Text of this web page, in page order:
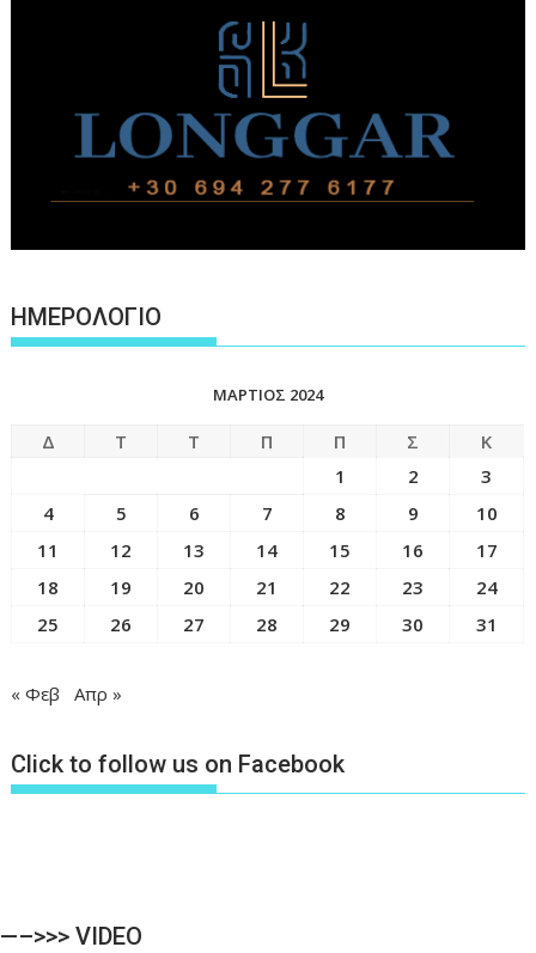
ΗΜΕΡΟΛΟΓΙΟ
ΜΆΡΤΙΟΣ 2024
Δ Τ Τ Π Π Σ
Κ
1
2
3
4
5 6 7 8 9
10
11
12 13 14 15 16
17
18
19 20 21 22 23
24
25
26 27 28 29 30 31
« Φεβ Απρ »
Click to follow us on Facebook
—–>>> VIDEO